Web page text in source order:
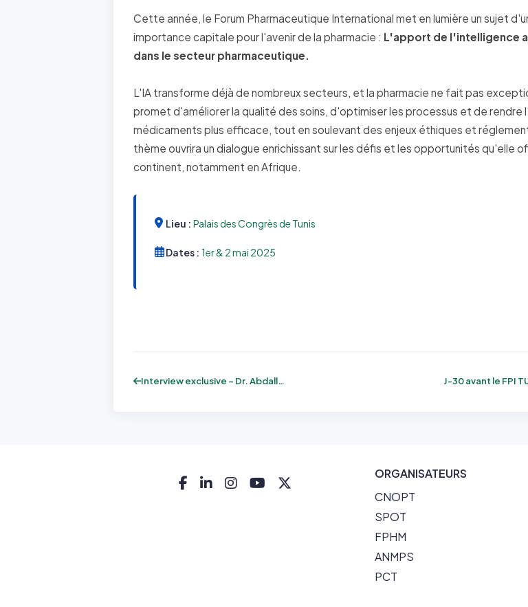
Cette année, le Forum Pharmaceutique International met en lumière un sujet
importance capitale pour l'avenir de la pharmacie : L'apport de l'intelligence
dans le secteur pharmaceutique.
L'IA transforme déjà de nombreux secteurs, et la pharmacie ne fait pas
promet d'améliorer la qualité des soins, d'optimiser les processus et de rendre
médicaments plus efficace, tout en soulevant des enjeux éthiques et
thème ouvrira un dialogue enrichissant sur les défis et les opportunités qu'elle
continent, notamment en Afrique.
Lieu : Palais des Congrès de Tunis
Dates : 1er & 2 mai 2025
Interview exclusive – Dr. Abdallah Jalel...
ORGANISATEURS
CNOPT
SPOT
FPHM
ANMPS
PCT